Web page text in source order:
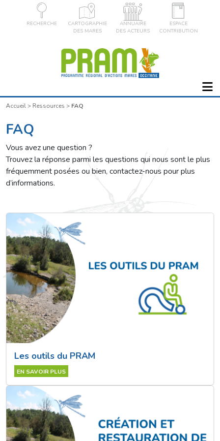
RECHERCHE
CARTOGRAPHIE
DES MARES
ANNUAIRE
DES ACTEURS
ESPACE
CONTRIBUTION
Accueil> Ressources > FAQ
FAQ
Vous avez une question ?
Trouvez la réponse parmi les questions qui nous sont le plus
fréquemment posées ou bien, contactez-nous pour plus
d’informations.
Les outils du PRAM
EN SAVOIR PLUS